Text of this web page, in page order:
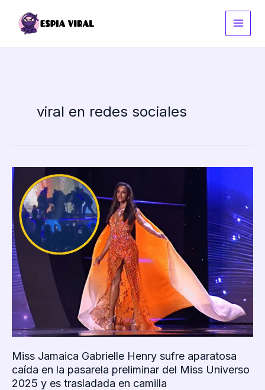
contenido
viral en redes sociales
Miss Jamaica Gabrielle Henry sufre aparatosa
caída en la pasarela preliminar del Miss Universo
2025 y es trasladada en camilla